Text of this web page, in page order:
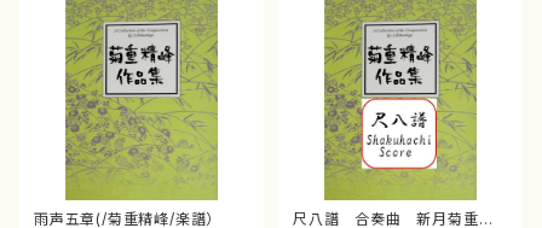
雨声五章(/菊重精峰/楽譜）
尺八譜 合奏曲 新月菊重精